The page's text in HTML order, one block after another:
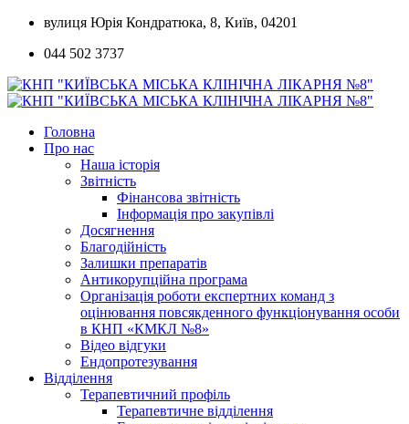
Skip
content
вулиця Юрія Кондратюка, 8, Київ, 04201
044 502 3737
Головна
Про нас
Наша історія
Звітність
Фінансова звітність
Інформація про закупівлі
Досягнення
Благодійність
Залишки препаратів
Антикорупційна програма
Організація роботи експертних команд з
оцінювання повсякденного функціонування особи
в КНП «КМКЛ №8»
Відео відгуки
Ендопротезування
Відділення
Терапевтичний профіль
Терапевтичне відділення